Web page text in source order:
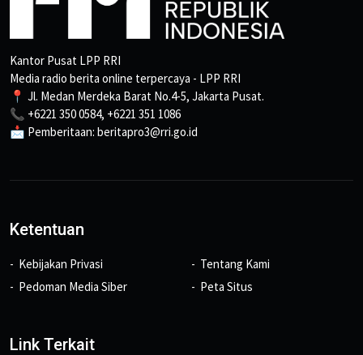
Kantor Pusat LPP RRI
Media radio berita online terpercaya - LPP RRI
📍 Jl. Medan Merdeka Barat No.4-5, Jakarta Pusat.
📞 +6221 350 0584, +6221 351 1086
📩 Pemberitaan: beritapro3@rri.go.id
Ketentuan
Kebijakan Privasi
Pedoman Media Siber
Tentang Kami
Peta Situs
Link Terkait